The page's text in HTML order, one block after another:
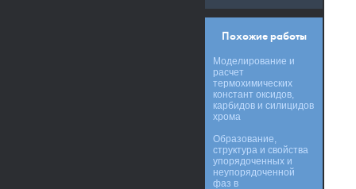
Похожие работы
Моделирование и
расчет
термохимических
констант оксидов,
карбидов и силицидов
хрома
Образование,
структура и свойства
упорядоченных и
неупорядоченной
фаз в